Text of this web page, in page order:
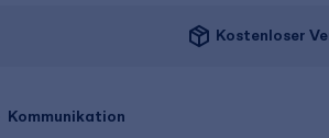
package_2 Kostenloser
Kommunikation